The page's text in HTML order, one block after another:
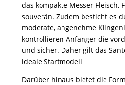
das kompakte Messer Fleisch,
souverän. Zudem besticht es
moderate, angenehme
kontrollieren Anfänger die
und sicher. Daher gilt das
ideale Startmodell.
Darüber hinaus bietet die